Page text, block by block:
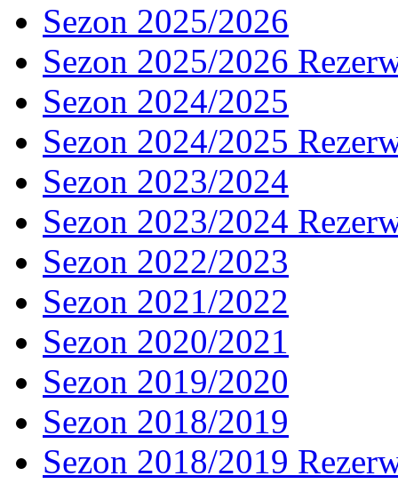
Sezon 2025/2026
Sezon 2025/2026
Sezon 2024/2025
Sezon 2024/2025
Sezon 2023/2024
Sezon 2023/2024
Sezon 2022/2023
Sezon 2021/2022
Sezon 2020/2021
Sezon 2019/2020
Sezon 2018/2019
Sezon 2018/2019